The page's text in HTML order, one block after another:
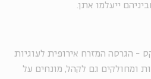
ייעלמו אתן.
- הגרסה המזרח אירופית לעוגיות
ומחולקים גם לקהל, מונחים על